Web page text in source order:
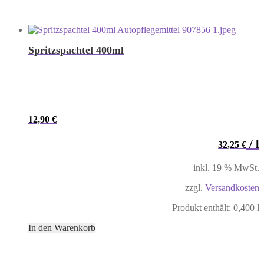
Spritzspachtel 400ml
12,90 €
32,25 € / l
inkl. 19 % MwSt.
zzgl. Versandkosten
Produkt enthält: 0,400 l
In den Warenkorb